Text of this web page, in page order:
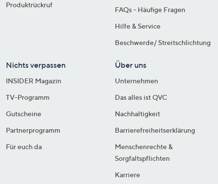
Produktrückruf
FAQs - Häufige Fragen
Hilfe & Service
Beschwerde/ Streitschlichtung
Nichts verpassen
INSIDER Magazin
TV-Programm
Gutscheine
Partnerprogramm
Für euch da
Über uns
Unternehmen
Das alles ist QVC
Nachhaltigkeit
Barrierefreiheitserklärung
Menschenrechte &
Sorgfaltspflichten
Karriere